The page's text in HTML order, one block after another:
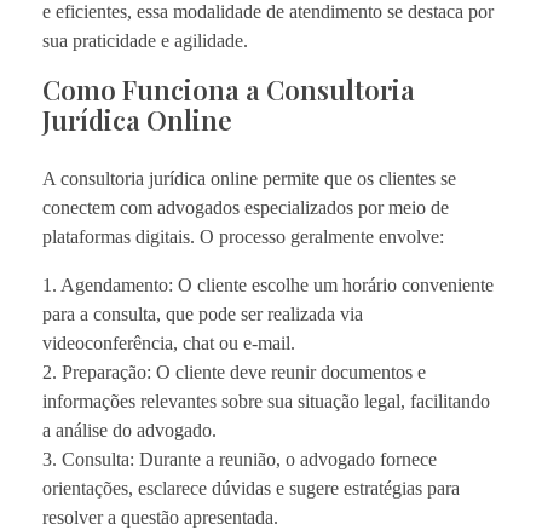
e eficientes, essa modalidade de atendimento se destaca por
sua praticidade e agilidade.
Como Funciona a Consultoria
Jurídica Online
A consultoria jurídica online permite que os clientes se
conectem com advogados especializados por meio de
plataformas digitais. O processo geralmente envolve:
1. Agendamento: O cliente escolhe um horário conveniente
para a consulta, que pode ser realizada via
videoconferência, chat ou e-mail.
2. Preparação: O cliente deve reunir documentos e
informações relevantes sobre sua situação legal, facilitando
a análise do advogado.
3. Consulta: Durante a reunião, o advogado fornece
orientações, esclarece dúvidas e sugere estratégias para
resolver a questão apresentada.